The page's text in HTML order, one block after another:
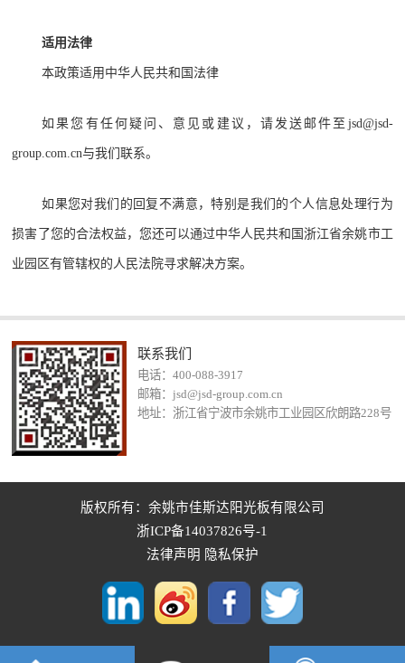
适用法律
本政策适用中华人民共和国法律
如果您有任何疑问、意见或建议，请发送邮件至jsd@jsd-
group.com.cn与我们联系。
如果您对我们的回复不满意，特别是我们的个人信息处理行为
损害了您的合法权益，您还可以通过中华人民共和国浙江省余姚市工
业园区有管辖权的人民法院寻求解决方案。
联系我们
电话：400-088-3917
邮箱：jsd@jsd-group.com.cn
地址：浙江省宁波市余姚市工业园区欣朗路228号
版权所有：余姚市佳斯达阳光板有限公司
浙ICP备14037826号-1
法律声明 隐私保护